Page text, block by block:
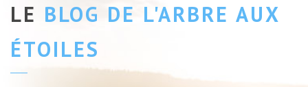
LE BLOG DE L'ARBRE AUX
ÉTOILES